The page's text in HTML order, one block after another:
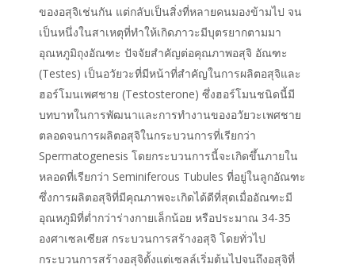
ของอสุจิเช่นกัน แต่กลับเป็นสิ่งที่หลายคนมองข้ามไป จน
เป็นหนึ่งในสาเหตุที่ทำให้เกิดภาวะมีบุตรยากตามมา
อุณหภูมิถุงอัณฑะ ปัจจัยสำคัญต่อคุณภาพอสุจิ อัณฑะ
(Testes) เป็นอวัยวะที่มีหน้าที่สำคัญในการผลิตอสุจิและ
ฮอร์โมนเพศชาย (Testosterone) ซึ่งฮอร์โมนชนิดนี้มี
บทบาทในการพัฒนาและการทำงานของอวัยวะเพศชาย
ตลอดจนการผลิตอสุจิในกระบวนการที่เรียกว่า
Spermatogenesis โดยกระบวนการนี้จะเกิดขึ้นภายใน
หลอดที่เรียกว่า Seminiferous Tubules ที่อยู่ในลูกอัณฑะ
ซึ่งการผลิตอสุจิที่มีคุณภาพจะเกิดได้ดีที่สุดเมื่ออัณฑะมี
อุณหภูมิที่ต่ำกว่าร่างกายเล็กน้อย หรือประมาณ 34-35
องศาเซลเซียส กระบวนการสร้างอสุจิ โดยทั่วไป
กระบวนการสร้างอสุจิตั้งแต่เซลล์เริ่มต้นไปจนถึงอสุจิที่